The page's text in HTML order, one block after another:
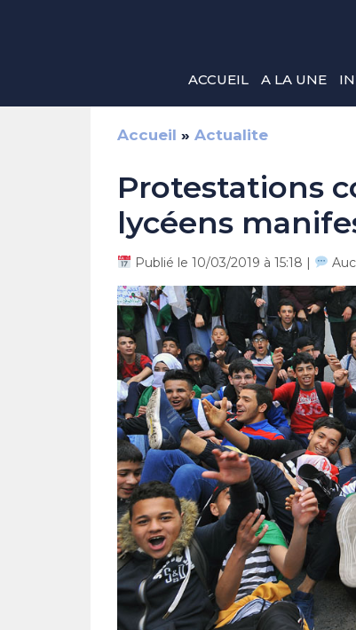
ACCUEIL A LA UNE
Accueil » Actualite
Protestations
lycéens
Publié le 10/03/2019 à 15:18 |